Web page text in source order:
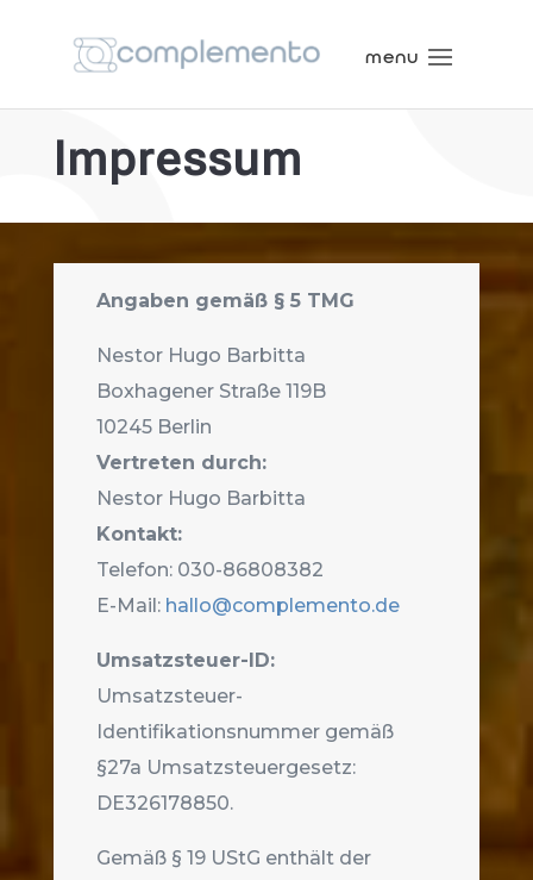
Impressum
Angaben gemäß § 5 TMG
Nestor Hugo Barbitta
Boxhagener Straße 119B
10245 Berlin
Vertreten durch:
Nestor Hugo Barbitta
Kontakt:
Telefon: 030-86808382
E-Mail: hallo@complemento.de
Umsatzsteuer-ID:
Umsatzsteuer-
Identifikationsnummer gemäß
§27a Umsatzsteuergesetz:
DE326178850.
Gemäß § 19 UStG enthält der